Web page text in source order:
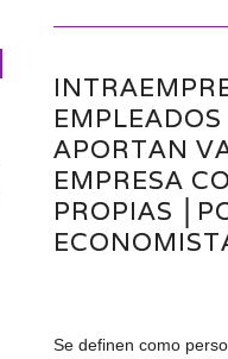
EMPLEADOS
APORTAN
EMPRESA
PROPIAS
Se definen como